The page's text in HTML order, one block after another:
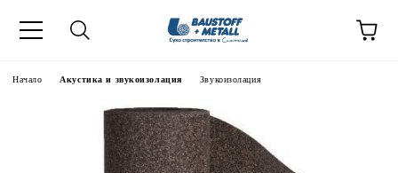
Начало Акустика и звукоизолация Звукоизолация